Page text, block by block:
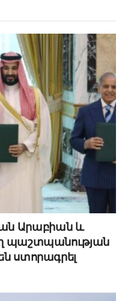
Արաբիան և
պաշտպանության
ստորագրել